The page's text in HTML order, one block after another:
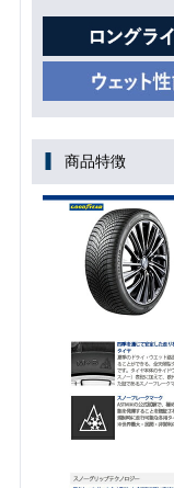
商品特徴